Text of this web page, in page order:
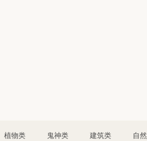
植物类 鬼神类 建筑类 自